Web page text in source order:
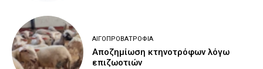
ΑΙΓΟΠΡΟΒΑΤΡΟΦΊΑ
Αποζημίωση κτηνοτρόφων λόγω
επιζωοτιών